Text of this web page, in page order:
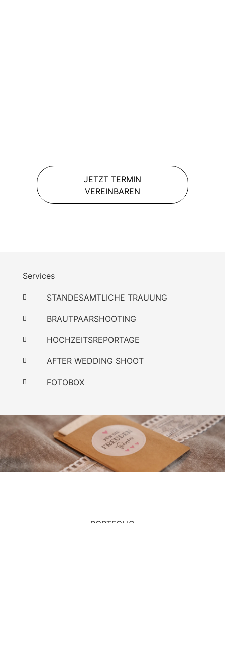
JETZT TERMIN
VEREINBAREN
Services
STANDESAMTLICHE TRAUUNG
BRAUTPAARSHOOTING
HOCHZEITSREPORTAGE
AFTER WEDDING SHOOT
FOTOBOX
PORTFOLIO